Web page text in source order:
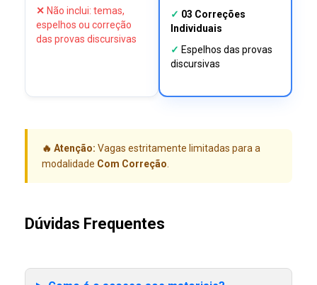
✕ Não inclui: temas,
espelhos ou correção
das provas discursivas
✓ 03 Correções
Individuais
✓ Espelhos das provas
discursivas
🔥 Atenção: Vagas estritamente limitadas para a
modalidade Com Correção
Dúvidas Frequentes